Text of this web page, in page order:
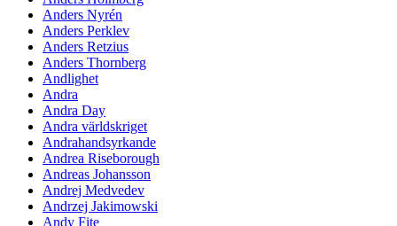
Anders Nyrén
Anders Perklev
Anders Retzius
Anders Thornberg
Andlighet
Andra
Andra Day
Andra världskriget
Andrahandsyrkande
Andrea Riseborough
Andreas Johansson
Andrej Medvedev
Andrzej Jakimowski
Andy Fite